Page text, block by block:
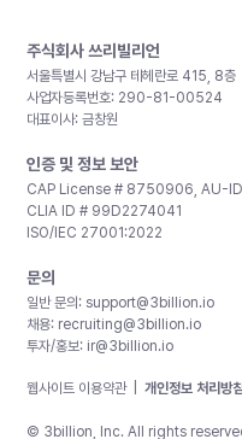
주식회사 쓰리빌리언
서울특별시 강남구 테헤란로 415, 8층
사업자등록번호: 290-81-00524
대표이사: 금창원
인증 및 정보 보안
CAP License # 8750906, AU-
CLIA ID # 99D2274041
ISO/IEC 27001:2022
문의
일반 문의: support@3billion.io
채용: recruiting@3billion.io
투자/홍보: ir@3billion.io
웹사이트 이용약관 개인정보 처리방
© 3billion, Inc. All rights